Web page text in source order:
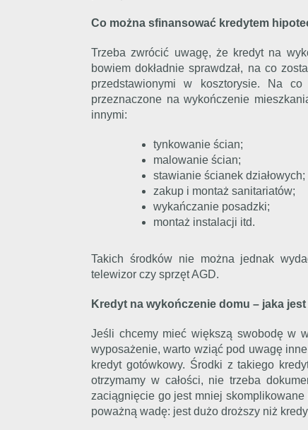
Co można sfinansować kredytem
Trzeba zwrócić uwagę, że kredyt na
bowiem dokładnie sprawdzał, na co
przedstawionymi w kosztorysie. Na
przeznaczone na wykończenie
innymi:
tynkowanie ścian;
malowanie ścian;
stawianie ścianek działowych;
zakup i montaż sanitariatów;
wykańczanie posadzki;
montaż instalacji itd.
Takich środków nie można jednak
telewizor czy sprzęt AGD.
Kredyt na wykończenie domu – jaka
Jeśli chcemy mieć większą swobodę w
wyposażenie, warto wziąć pod uwagę
kredyt gotówkowy. Środki z takiego
otrzymamy w całości, nie trzeba
zaciągnięcie go jest mniej
poważną wadę: jest dużo droższy niż